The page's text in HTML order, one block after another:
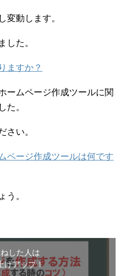
変動します。
した。
ますか？
ームページ作成ツールに関
た。
さい。
ページ作成ツールは何です
う。
した人は
げアップ！